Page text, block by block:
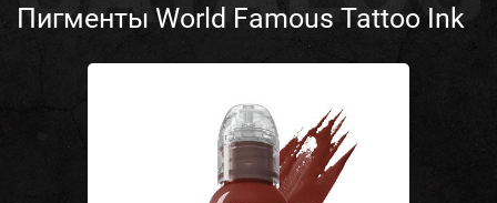
Пигменты World Famous Tattoo Ink